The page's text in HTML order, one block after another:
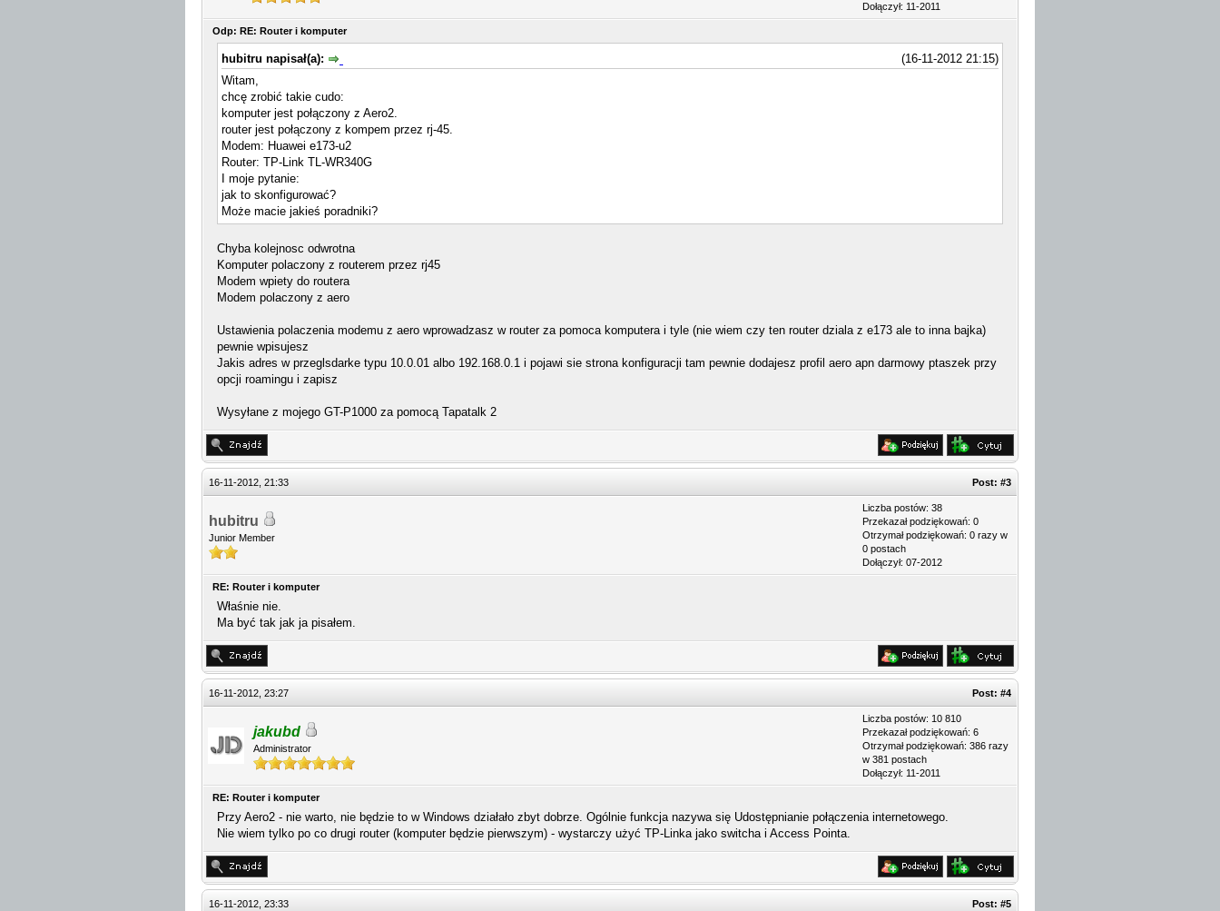
Dołączył: 11-2011
Odp: RE: Router i komputer
(16-11-2012 21:15)
hubitru napisał(a):
Witam,
chcę zrobić takie cudo:
komputer jest połączony z Aero2.
router jest połączony z kompem przez rj-45.
Modem: Huawei e173-u2
Router: TP-Link TL-WR340G
I moje pytanie:
jak to skonfigurować?
Może macie jakieś poradniki?
Chyba kolejnosc odwrotna
Komputer polaczony z routerem przez rj45
Modem wpiety do routera
Modem polaczony z aero
Ustawienia polaczenia modemu z aero wprowadzasz w router za pomoca komputera i tyle (nie wiem czy ten router dziala z e173 ale to inna bajka)
pewnie wpisujesz
Jakis adres w przeglsdarke typu 10.0.01 albo 192.168.0.1 i pojawi sie strona konfiguracji tam pewnie dodajesz profil aero apn darmowy ptaszek przy
opcji roamingu i zapisz
Wysyłane z mojego GT-P1000 za pomocą Tapatalk 2
16-11-2012, 21:33 Post: #3
hubitru
Junior Member
Liczba postów: 38
Przekazał podziękowań: 0
Otrzymał podziękowań: 0 razy w
0 postach
Dołączył: 07-2012
RE: Router i komputer
Właśnie nie.
Ma być tak jak ja pisałem.
16-11-2012, 23:27 Post: #4
jakubd
Administrator
Liczba postów: 10 810
Przekazał podziękowań: 6
Otrzymał podziękowań: 386 razy
w 381 postach
Dołączył: 11-2011
RE: Router i komputer
Przy Aero2 - nie warto, nie będzie to w Windows działało zbyt dobrze. Ogólnie funkcja nazywa się Udostępnianie połączenia internetowego.
Nie wiem tylko po co drugi router (komputer będzie pierwszym) - wystarczy użyć TP-Linka jako switcha i Access Pointa.
16-11-2012, 23:33 Post: #5